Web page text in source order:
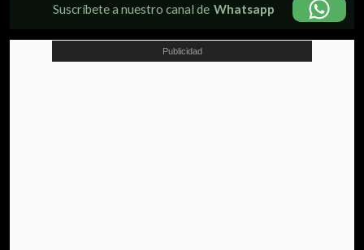
Suscríbete a nuestro canal de Whatsapp